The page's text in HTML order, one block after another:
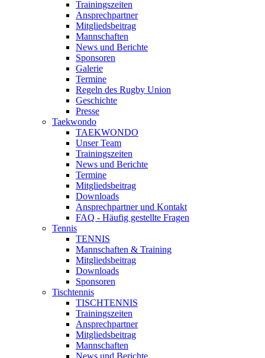
Trainingszeiten
Ansprechpartner
Mitgliedsbeitrag
Mannschaften
News und Berichte
Sponsoren
Galerie
Termine
Regeln des Rugby Union
Geschichte
Presse
Taekwondo
TAEKWONDO
Unser Team
Trainingszeiten
News und Berichte
Termine
Mitgliedsbeitrag
Downloads
Ansprechpartner und Kontakt
FAQ - Häufig gestellte Fragen
Tennis
TENNIS
Mannschaften & Training
Mitgliedsbeitrag
Downloads
Sponsoren
Tischtennis
TISCHTENNIS
Trainingszeiten
Ansprechpartner
Mitgliedsbeitrag
Mannschaften
News und Berichte